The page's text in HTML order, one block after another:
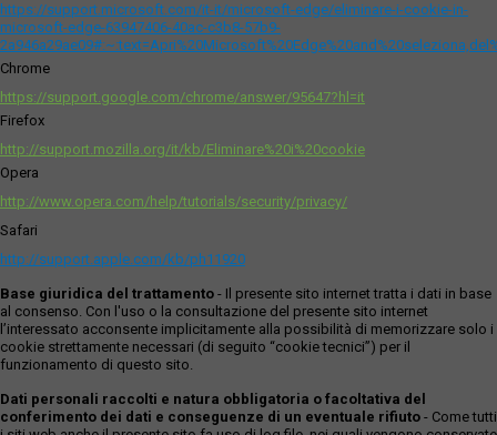
https://support.microsoft.com/it-it/microsoft-edge/eliminare-i-cookie-in-
microsoft-edge-63947406-40ac-c3b8-57b9-
Chrome
https://support.google.com/chrome/answer/95647?hl=it
Firefox
http://support.mozilla.org/it/kb/Eliminare%20i%20cookie
Opera
http://www.opera.com/help/tutorials/security/privacy/
Safari
http://support.apple.com/kb/ph11920
Base giuridica del trattamento - Il presente sito internet tratta i dati in base
al consenso. Con l'uso o la consultazione del presente sito internet
l’interessato acconsente implicitamente alla possibilità di memorizzare solo i
cookie strettamente necessari (di seguito “cookie tecnici”) per il
funzionamento di questo sito.
Dati personali raccolti e natura obbligatoria o facoltativa del
conferimento dei dati e conseguenze di un eventuale rifiuto - Come tutti